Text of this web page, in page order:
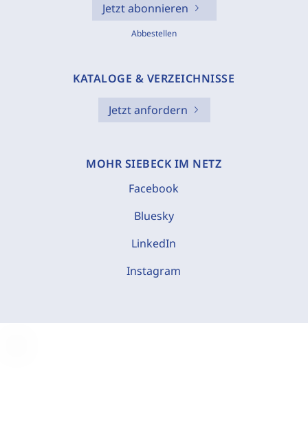
Jetzt abonnieren
Abbestellen
KATALOGE & VERZEICHNISSE
Jetzt anfordern
MOHR SIEBECK IM NETZ
Facebook
Bluesky
LinkedIn
Instagram